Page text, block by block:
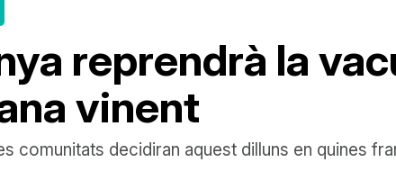
reprendrà la
vinent
comunitats decidiran aquest dilluns en quines